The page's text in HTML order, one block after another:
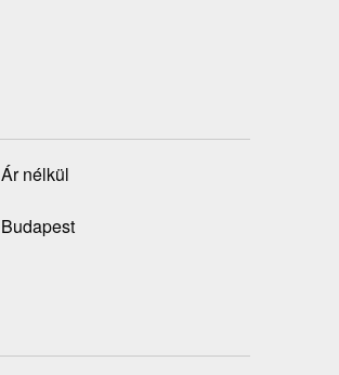
Ár nélkül
Budapest